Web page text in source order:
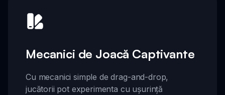
Mecanici de Joacă Captivante
Cu mecanici simple de drag-and-drop,
jucătorii pot experimenta cu ușurință